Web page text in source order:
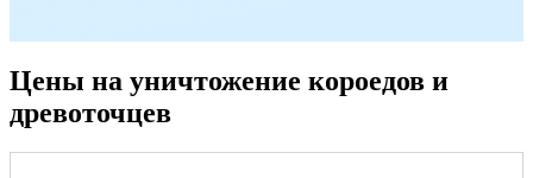
Цены на уничтожение короедов и
древоточцев